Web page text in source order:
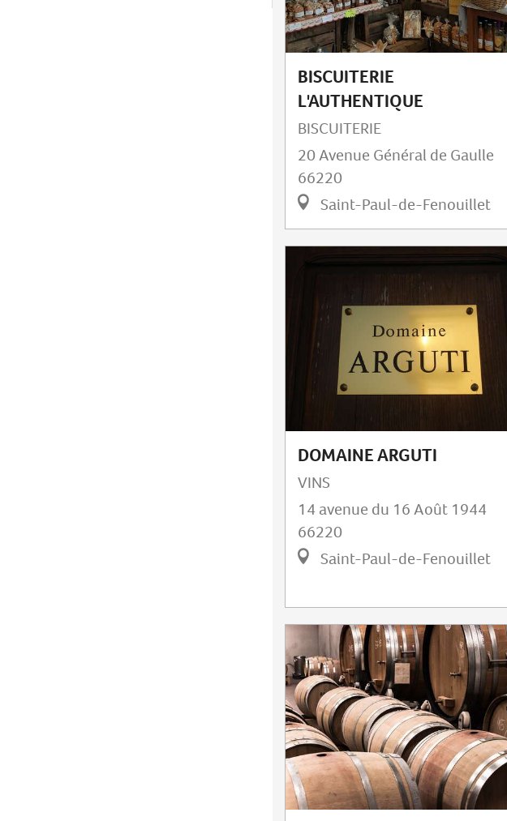
BISCUITERIE
L'AUTHENTIQUE
BISCUITERIE
20 Avenue Général de Gaulle
66220
Saint-Paul-de-Fenouillet
DOMAINE ARGUTI
VINS
14 avenue du 16 Août 1944
66220
Saint-Paul-de-Fenouillet